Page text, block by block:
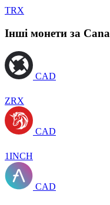
TRX
Інші монети за
CAD
ZRX
CAD
1INCH
CAD